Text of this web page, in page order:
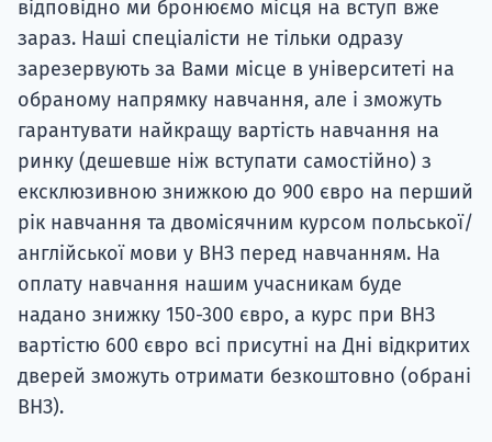
відповідно ми бронюємо місця на вступ вже
зараз. Наші спеціалісти не тільки одразу
зарезервують за Вами місце в університеті на
обраному напрямку навчання, але і зможуть
гарантувати найкращу вартість навчання на
ринку (дешевше ніж вступати самостійно) з
ексклюзивною знижкою до 900 євро на перший
рік навчання та двомісячним курсом польської/
англійської мови у ВНЗ перед навчанням. На
оплату навчання нашим учасникам буде
надано знижку 150-300 євро, а курс при ВНЗ
вартістю 600 євро всі присутні на Дні відкритих
дверей зможуть отримати безкоштовно (обрані
ВНЗ).